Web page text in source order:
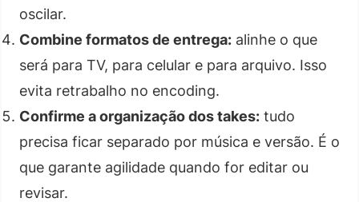
oscilar.
Combine formatos de entrega: alinhe o que
será para TV, para celular e para arquivo. Isso
evita retrabalho no encoding.
Confirme a organização dos takes: tudo
precisa ficar separado por música e versão. É o
que garante agilidade quando for editar ou
revisar.